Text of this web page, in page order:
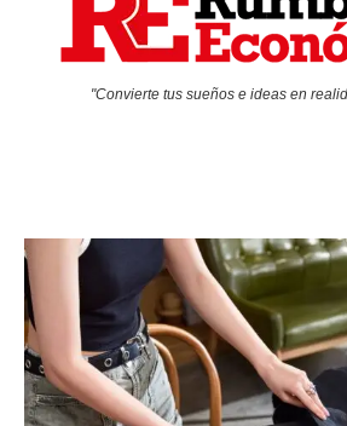
"Convierte tus sueños e ideas en